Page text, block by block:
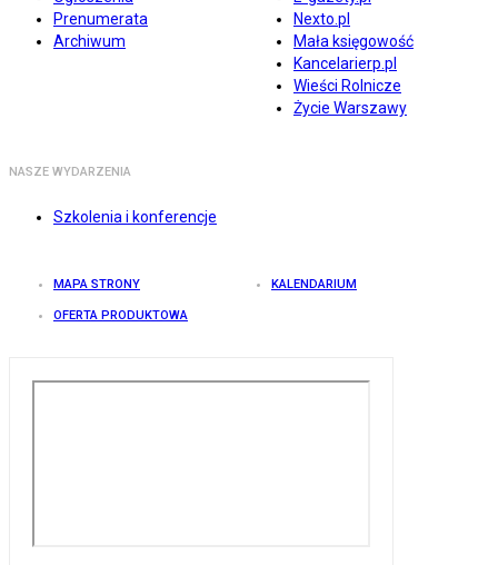
Prenumerata
Archiwum
Nexto.pl
Mała księgowość
Kancelarierp.pl
Wieści Rolnicze
Życie Warszawy
NASZE WYDARZENIA
Szkolenia i konferencje
MAPA STRONY KALENDARIUM
OFERTA PRODUKTOWA